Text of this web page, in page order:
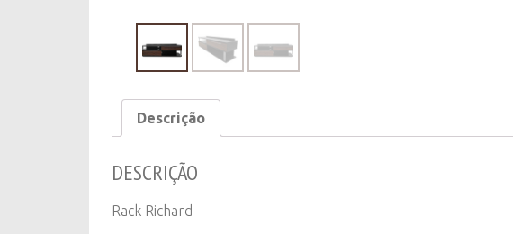
Descrição
DESCRIÇÃO
Rack Richard